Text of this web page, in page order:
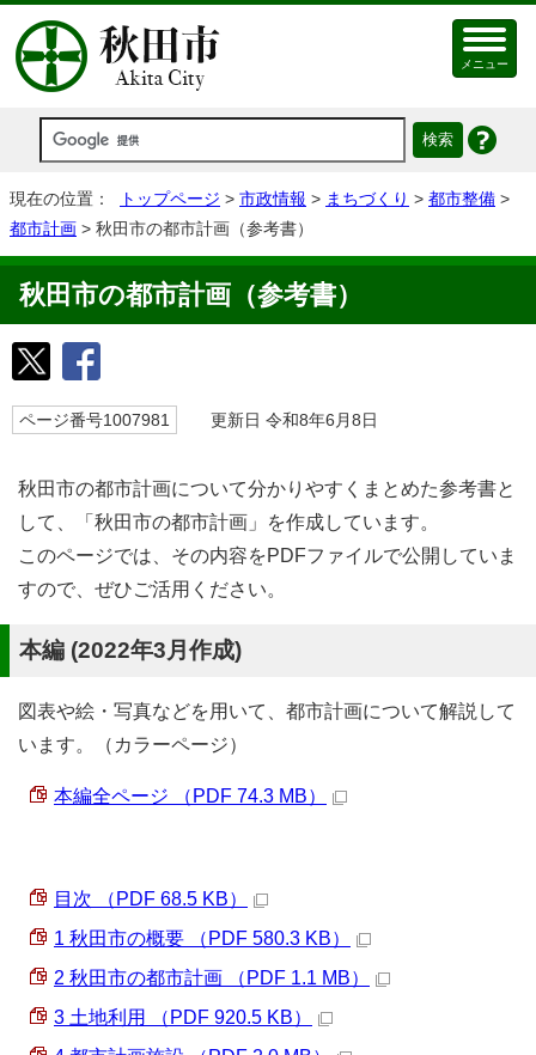
メニュー
現在の位置： トップページ > 市政情報 > まちづくり > 都市整備 >
都市計画 > 秋田市の都市計画（参考書）
秋田市の都市計画（参考書）
ページ番号1007981 更新日 令和8年6月8日
秋田市の都市計画について分かりやすくまとめた参考書と
して、「秋田市の都市計画」を作成しています。
このページでは、その内容をPDFファイルで公開していま
すので、ぜひご活用ください。
本編 (2022年3月作成)
図表や絵・写真などを用いて、都市計画について解説して
います。（カラーページ）
本編全ページ （PDF 74.3 MB）
目次 （PDF 68.5 KB）
1 秋田市の概要 （PDF 580.3 KB）
2 秋田市の都市計画 （PDF 1.1 MB）
3 土地利用 （PDF 920.5 KB）